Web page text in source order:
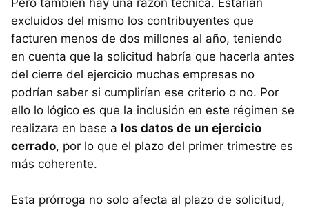
Pero también hay una razón técnica. Estarían
excluidos del mismo los contribuyentes que
facturen menos de dos millones al año, teniendo
en cuenta que la solicitud habría que hacerla antes
del cierre del ejercicio muchas empresas no
podrían saber si cumplirían ese criterio o no. Por
ello lo lógico es que la inclusión en este régimen se
realizara en base a los datos de un ejercicio
cerrado, por lo que el plazo del primer trimestre es
más coherente.
Esta prórroga no solo afecta al plazo de solicitud,